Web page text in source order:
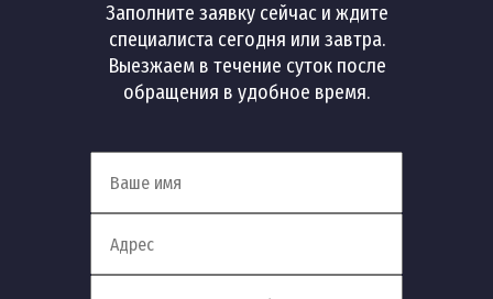
Заполните заявку сейчас и ждите
специалиста сегодня или завтра.
Выезжаем в течение суток после
обращения в удобное время.